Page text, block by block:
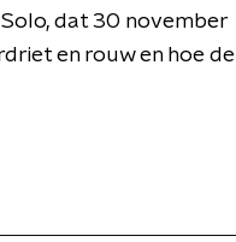
dat 30 november
en rouw en hoe de